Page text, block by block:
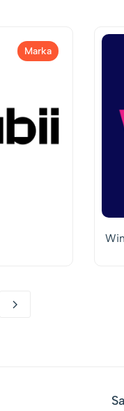
Marka